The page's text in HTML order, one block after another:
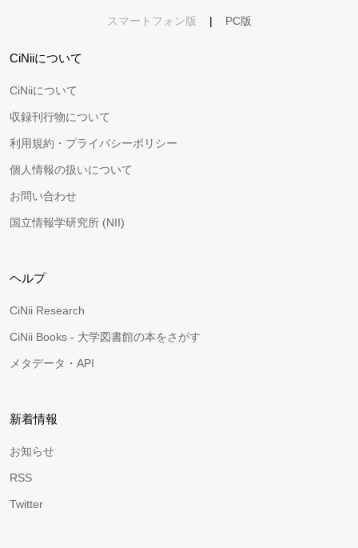
スマートフォン版 | PC版
CiNiiについて
CiNiiについて
収録刊行物について
利用規約・プライバシーポリシー
個人情報の扱いについて
お問い合わせ
国立情報学研究所 (NII)
ヘルプ
CiNii Research
CiNii Books - 大学図書館の本をさがす
メタデータ・API
新着情報
お知らせ
RSS
Twitter